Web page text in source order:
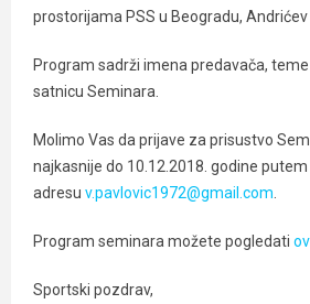
prostorijama PSS u Beogradu, Andrićev
Program sadrži imena predavača,
satnicu Seminara.
Molimo Vas da prijave za prisustvo
najkasnije do 10.12.2018. godine
adresu v.pavlovic1972@gmail.com
Program seminara možete pogledati
Sportski pozdrav,